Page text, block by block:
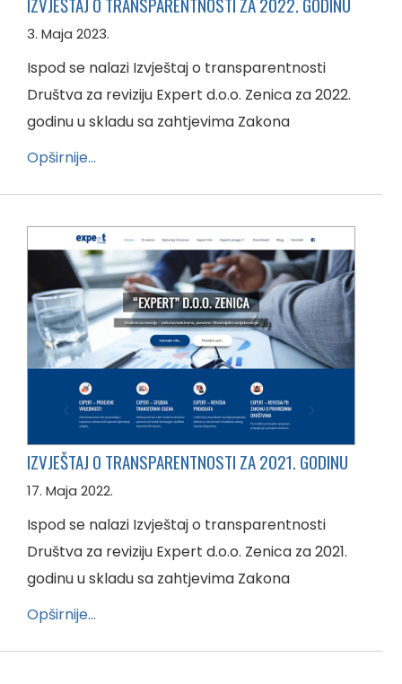
3. Maja 2023.
Ispod se nalazi Izvještaj o transparentnosti
Društva za reviziju Expert d.o.o. Zenica za 2022.
godinu u skladu sa zahtjevima Zakona
Opširnije…
IZVJEŠTAJ O TRANSPARENTNOSTI ZA 2021. GODINU
17. Maja 2022.
Ispod se nalazi Izvještaj o transparentnosti
Društva za reviziju Expert d.o.o. Zenica za 2021.
godinu u skladu sa zahtjevima Zakona
Opširnije…